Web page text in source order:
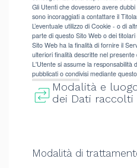
Gli Utenti che dovessero avere
sono incoraggiati a contattare il
L’eventuale utilizzo di Cookie - o di
parte di questo Sito Web o dei
Sito Web ha la finalità di fornire il
ulteriori finalità descritte nel
L'Utente si assume la responsabilità
pubblicati o condivisi mediante
Modalità e
dei Dati raccolti
Modalità di